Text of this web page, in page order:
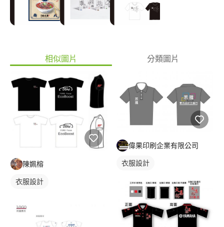
相似圖片 分類圖片
陳姵榕
衣服設計
偉果印刷企業有限公司
衣服設計